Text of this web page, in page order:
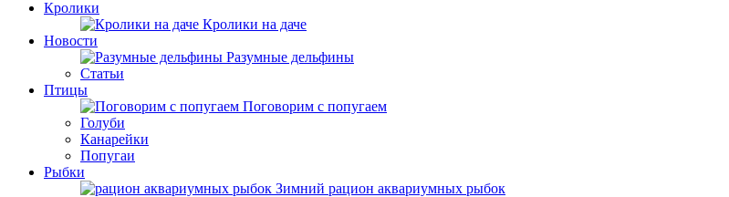
Кролики
Кролики на даче
Новости
Разумные дельфины
Статьи
Птицы
Поговорим с попугаем
Голуби
Канарейки
Попугаи
Рыбки
Зимний рацион аквариумных рыбок